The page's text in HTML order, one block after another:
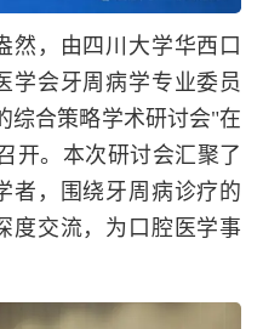
然，由四川大学华西口
学会牙周病学专业委员
综合策略学术研讨会"在
开。本次研讨会汇聚了
者，围绕牙周病诊疗的
度交流，为口腔医学事